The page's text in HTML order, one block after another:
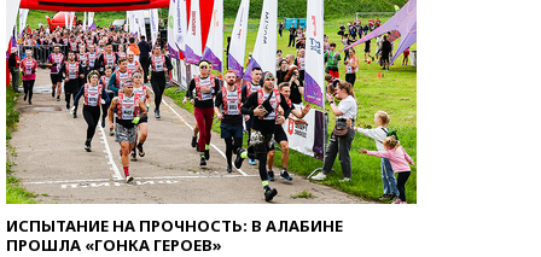
ИСПЫТАНИЕ НА ПРОЧНОСТЬ: В АЛАБИНЕ
ПРОШЛА «ГОНКА ГЕРОЕВ»